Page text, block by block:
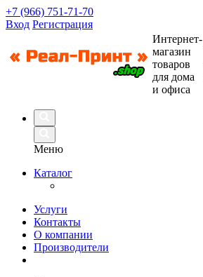
+7 (966) 751-71-70
Вход Регистрация
Интернет-
магазин
товаров
для дома
и офиса
Меню
Каталог
Услуги
Контакты
О компании
Производители